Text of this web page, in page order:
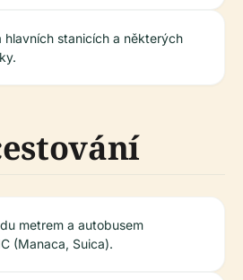
hlavních stanicích a některých
metrem a autobusem
(Manaca, Suica).